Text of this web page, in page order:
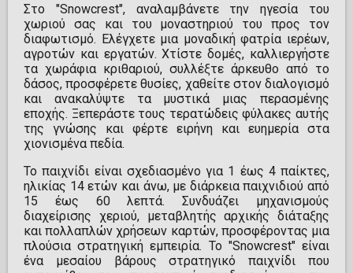
Στο "Snowcrest", αναλαμβάνετε την ηγεσία του
χωριού σας και του μοναστηριού του προς τον
διαφωτισμό. Ελέγχετε μια μοναδική φατρία ιερέων,
αγροτών και εργατών. Χτίστε δομές, καλλιεργήστε
τα χωράφια κριθαριού, συλλέξτε άρκευθο από το
δάσος, προσφέρετε θυσίες, χαθείτε στον διαλογισμό
και ανακαλύψτε τα μυστικά μιας περασμένης
εποχής. Ξεπεράστε τους τερατώδεις φύλακες αυτής
της γνώσης και φέρτε ειρήνη και ευημερία στα
χιονισμένα πεδία.
Το παιχνίδι είναι σχεδιασμένο για 1 έως 4 παίκτες,
ηλικίας 14 ετών και άνω, με διάρκεια παιχνιδιού από
15 έως 60 λεπτά. Συνδυάζει μηχανισμούς
διαχείρισης χεριού, μεταβλητής αρχικής διάταξης
και πολλαπλών χρήσεων καρτών, προσφέροντας μια
πλούσια στρατηγική εμπειρία. Το "Snowcrest" είναι
ένα μεσαίου βάρους στρατηγικό παιχνίδι που